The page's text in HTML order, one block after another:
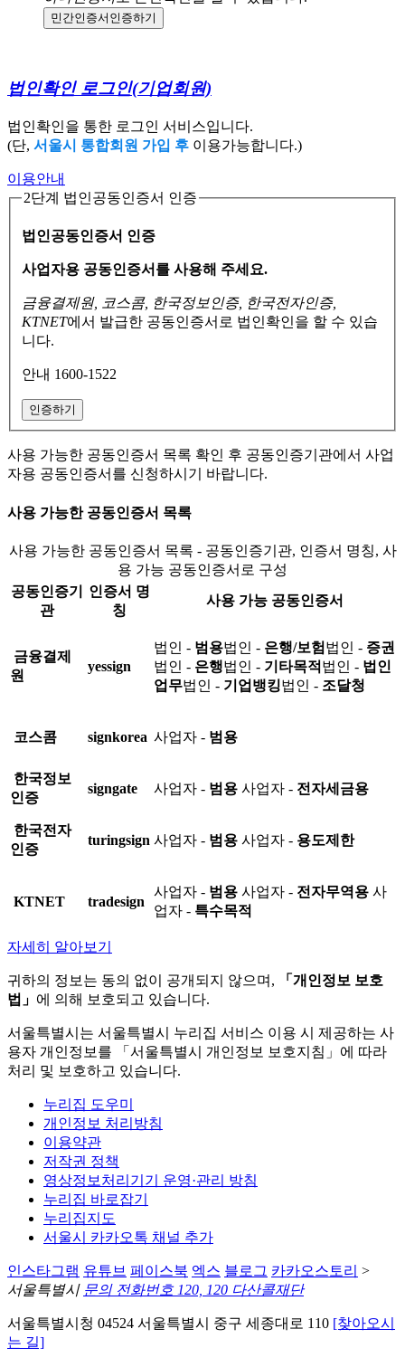
민간인증서 인증하기
법인확인 로그인(기업회원)
법인확인을 통한 로그인 서비스입니다.
(단, 서울시 통합회원 가입 후 이용가능합니다.)
이용안내
2단계 법인공동인증서 인증
법인공동인증서 인증
사업자용 공동인증서를 사용해 주세요.
금융결제원, 코스콤, 한국정보인증, 한국전자인증,
KTNET에서 발급한 공동인증서로 법인확인을 할 수 있습
니다.
안내 1600-1522
인증하기
사용 가능한 공동인증서 목록 확인 후 공동인증기관에서 사업
자용 공동인증서를 신청하시기 바랍니다.
사용 가능한 공동인증서 목록
사용 가능한 공동인증서 목록 - 공동인증기관, 인증서 명칭, 사
용 가능 공동인증서로 구성
공동인증기
관
인증서 명
칭
사용 가능 공동인증서
금융결제
원
yessign
법인 - 범용법인 - 은행/보험 법인 - 증권
법인 - 은행법인 - 기타목적 법인 - 법인
업무법인 - 기업뱅킹법인 - 조달청
코스콤 signkorea 사업자 - 범용
한국정보
인증
signgate 사업자 - 범용 사업자 - 전자세금용
한국전자
인증
turingsign 사업자 - 범용 사업자 - 용도제한
KTNET tradesign
사업자 - 범용 사업자 - 전자무역용 사
업자 - 특수목적
자세히 알아보기
귀하의 정보는 동의 없이 공개되지 않으며,
「개인정보 보호
법」 에 의해 보호되고 있습니다.
서울특별시는 서울특별시 누리집 서비스 이용 시 제공하는 사
용자 개인정보를 「서울특별시 개인정보 보호지침」에 따라
처리 및 보호하고 있습니다.
누리집 도우미
개인정보 처리방침
이용약관
저작권 정책
영상정보처리기기 운영·관리 방침
누리집 바로잡기
누리집지도
서울시 카카오톡 채널 추가
인스타그램 유튜브 페이스북 엑스 블로그 카카오스토리 >
서울특별시 문의 전화번호 120, 120 다산콜재단
서울특별시청 04524 서울특별시 중구 세종대로 110 [찾아오시
는 길]